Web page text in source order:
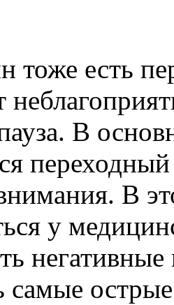
есть
В
В
у
негативные
самые